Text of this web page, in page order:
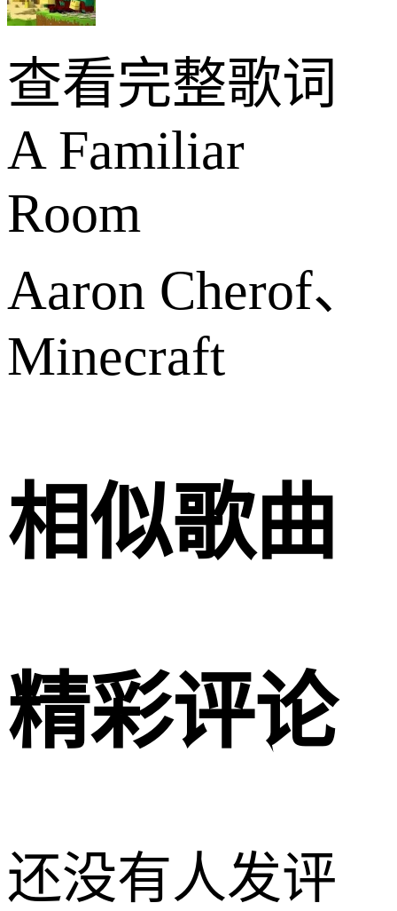
查看完整歌词
A Familiar
Room
Aaron Cherof、
Minecraft
相似歌曲
精彩评论
还没有人发评